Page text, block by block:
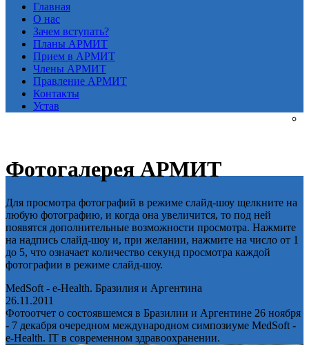
Главная
О нас
Зачем вступать?
Планы АРМИТ
Прием в АРМИТ
Члены АРМИТ
Правление АРМИТ
Контакты
Устав
Фотогалерея АРМИТ
Для просмотра фотографий в режиме слайд-шоу щелкните на
любую фотографию, и когда она увеличится, то под ней
появятся дополнительные возможности просмотра. Нажмите
на надпись слайд-шоу и, при желании, нажмите на число от 1
до 5, что означает количество секунд просмотра каждой
фотографии в режиме слайд-шоу.
MedSoft - e-Health. Бразилия и Аргентина
26.11.2011
Фотоотчет о состоявшемся в Бразилии и Аргентине 26 ноября
- 7 декабря очередном международном симпозиуме MedSoft -
e-Health. IT в современном здравоохранении.